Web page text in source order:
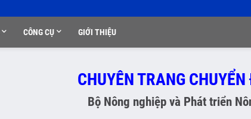
CÔNG CỤ GIỚI THIỆU
CHUYÊN TRANG
Bộ Nông nghiệp và Phát triển